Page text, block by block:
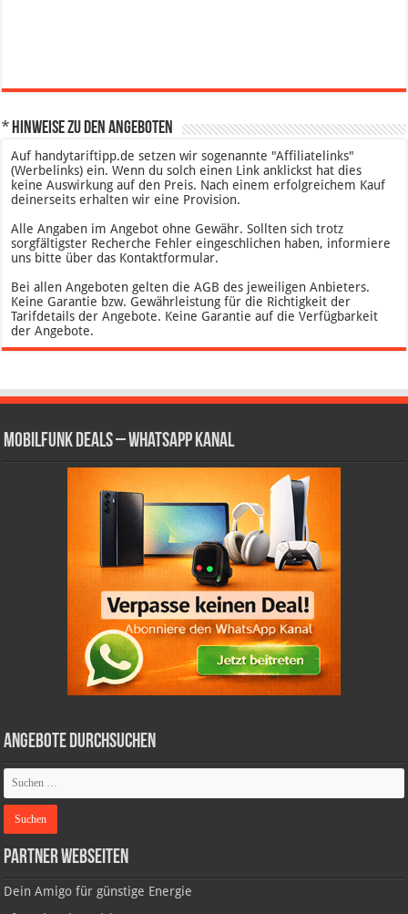
* Hinweise zu den Angeboten
Auf handytariftipp.de setzen wir sogenannte "Affiliatelinks"
(Werbelinks) ein. Wenn du solch einen Link anklickst hat dies
keine Auswirkung auf den Preis. Nach einem erfolgreichem Kauf
deinerseits erhalten wir eine Provision.
Alle Angaben im Angebot ohne Gewähr. Sollten sich trotz
sorgfältigster Recherche Fehler eingeschlichen haben, informiere
uns bitte über das Kontaktformular.
Bei allen Angeboten gelten die AGB des jeweiligen Anbieters.
Keine Garantie bzw. Gewährleistung für die Richtigkeit der
Tarifdetails der Angebote. Keine Garantie auf die Verfügbarkeit
der Angebote.
Mobilfunk Deals – WhatsApp Kanal
Angebote durchsuchen
Partner Webseiten
Dein Amigo für günstige Energie